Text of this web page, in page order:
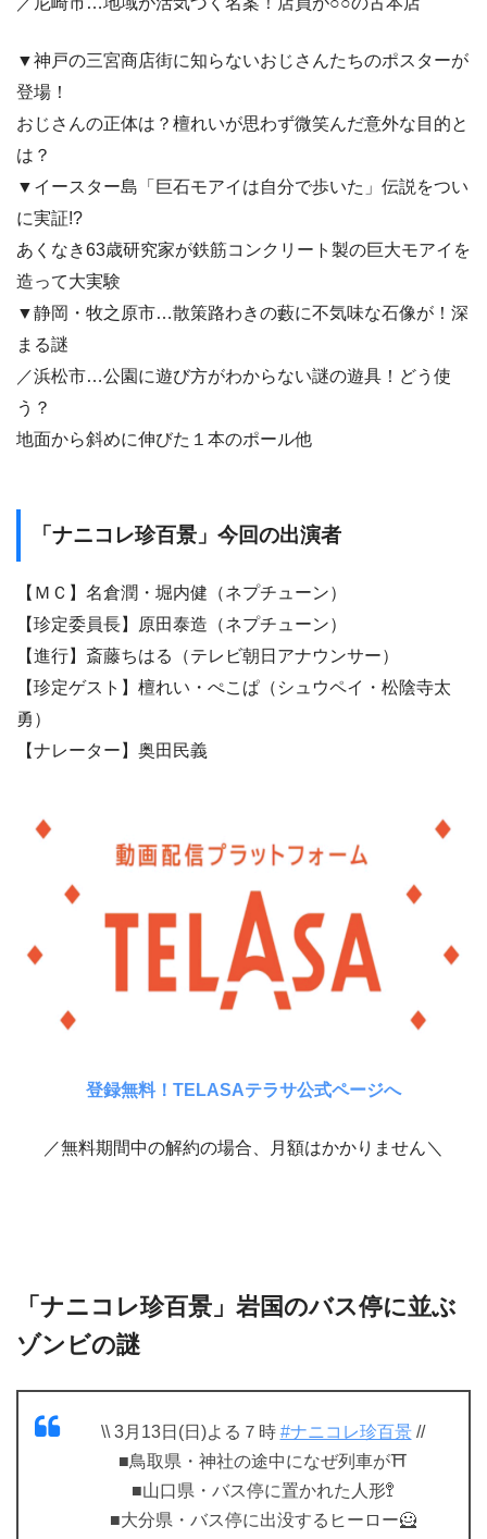
▼神戸の三宮商店街に知らないおじさんたちのポスターが
登場！
おじさんの正体は？檀れいが思わず微笑んだ意外な目的と
は？
▼イースター島「巨石モアイは自分で歩いた」伝説をつい
に実証!?
あくなき63歳研究家が鉄筋コンクリート製の巨大モアイを
造って大実験
▼静岡・牧之原市…散策路わきの藪に不気味な石像が！深
まる謎
／浜松市…公園に遊び方がわからない謎の遊具！どう使
う？
地面から斜めに伸びた１本のポール他
「ナニコレ珍百景」今回の出演者
【ＭＣ】名倉潤・堀内健（ネプチューン）
【珍定委員長】原田泰造（ネプチューン）
【進行】斎藤ちはる（テレビ朝日アナウンサー）
【珍定ゲスト】檀れい・ぺこぱ（シュウペイ・松陰寺太
勇）
【ナレーター】奥田民義
登録無料！TELASAテラサ公式ページへ
／無料期間中の解約の場合、月額はかかりません＼
「ナニコレ珍百景」岩国のバス停に並ぶ
ゾンビの謎
\\ 3月13日(日)よる７時 #ナニコレ珍百景//
■鳥取県・神社の途中になぜ列車が⛩️
■山口県・バス停に置かれた人形🚏
■大分県・バス停に出没するヒーロー🦸